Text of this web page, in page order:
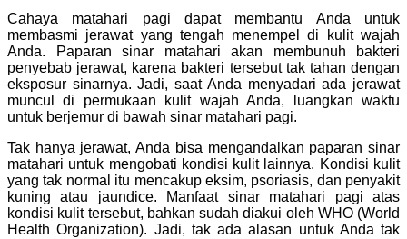
Cahaya matahari pagi dapat membantu Anda untuk
membasmi jerawat yang tengah menempel di kulit wajah
Anda. Paparan sinar matahari akan membunuh bakteri
penyebab jerawat, karena bakteri tersebut tak tahan dengan
eksposur sinarnya. Jadi, saat Anda menyadari ada jerawat
muncul di permukaan kulit wajah Anda, luangkan waktu
untuk berjemur di bawah sinar matahari pagi.
Tak hanya jerawat, Anda bisa mengandalkan paparan sinar
matahari untuk mengobati kondisi kulit lainnya. Kondisi kulit
yang tak normal itu mencakup eksim, psoriasis, dan penyakit
kuning atau jaundice. Manfaat sinar matahari pagi atas
kondisi kulit tersebut, bahkan sudah diakui oleh WHO (World
Health Organization). Jadi, tak ada alasan untuk Anda tak